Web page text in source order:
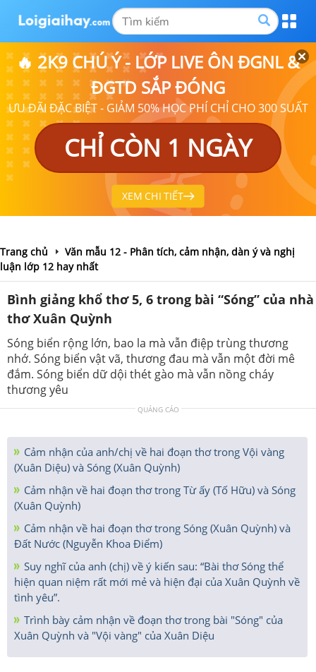
🔥 2K9 CHÚ Ý - LỚP LIVE ÔN ĐGNL &
ĐGTD SẮP ĐÓNG
ƯU ĐÃI ĐẶC BIỆT - GIẢM 50% HỌC PHÍ CHỈ CHO 300 SUẤT
CHỈ CÒN 1 NGÀY
XEM CHI TIẾT
Trang chủ
Văn mẫu 12 - Phân tích, cảm nhận, dàn ý và nghị
luận lớp 12 hay nhất
Bình giảng khổ thơ 5, 6 trong bài “Sóng” của nhà
thơ Xuân Quỳnh
Sóng biển rộng lớn, bao la mà vẫn điệp trùng thương
nhớ. Sóng biển vật vã, thương đau mà vẫn một đời mê
đắm. Sóng biển dữ dội thét gào mà vẫn nồng cháy
thương yêu
QUẢNG CÁO
Cảm nhận của anh/chị về hai đoạn thơ trong Vội vàng
(Xuân Diệu) và Sóng (Xuân Quỳnh)
Cảm nhận về hai đoạn thơ trong Từ ấy (Tố Hữu) và Sóng
(Xuân Quỳnh)
Cảm nhận về hai đoạn thơ trong Sóng (Xuân Quỳnh) và
Đất Nước (Nguyễn Khoa Điểm)
Suy nghĩ của anh (chị) về ý kiến sau: “Bài thơ Sóng thể
hiện quan niệm rất mới mẻ và hiện đại của Xuân Quỳnh về
tình yêu”.
Trình bày cảm nhận về đoạn thơ trong bài "Sóng" của
Xuân Quỳnh và "Vội vàng" của Xuân Diệu